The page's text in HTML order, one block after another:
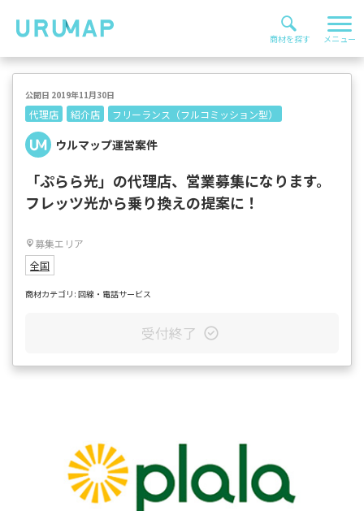
代理店 紹介店 フリーランス（フルコミッション型）
ウルマップ運営案件
公開日 2019年11月30日
「ぷらら光」の代理店、営業募集になります。
フレッツ光から乗り換えの提案に！
募集エリア
全国
商材カテゴリ: 回線・電話サービス
受付終了